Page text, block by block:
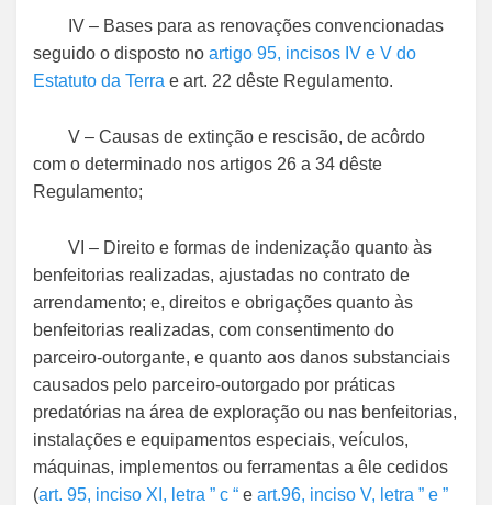
IV – Bases para as renovações convencionadas
seguido o disposto no artigo 95, incisos IV e V do
Estatuto da Terra e art. 22 dêste Regulamento.
V – Causas de extinção e rescisão, de acôrdo
com o determinado nos artigos 26 a 34 dêste
Regulamento;
VI – Direito e formas de indenização quanto às
benfeitorias realizadas, ajustadas no contrato de
arrendamento; e, direitos e obrigações quanto às
benfeitorias realizadas, com consentimento do
parceiro-outorgante, e quanto aos danos substanciais
causados pelo parceiro-outorgado por práticas
predatórias na área de exploração ou nas benfeitorias,
instalações e equipamentos especiais, veículos,
máquinas, implementos ou ferramentas a êle cedidos
(art. 95, inciso XI, letra ” c “ e art.96, inciso V, letra ” e ”